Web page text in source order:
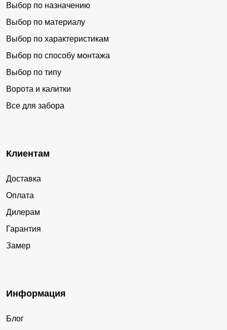
Выбор по назначению
Выбор по материалу
Выбор по характеристикам
Выбор по способу монтажа
Выбор по типу
Ворота и калитки
Все для забора
Клиентам
Доставка
Оплата
Дилерам
Гарантия
Замер
Информация
Блог